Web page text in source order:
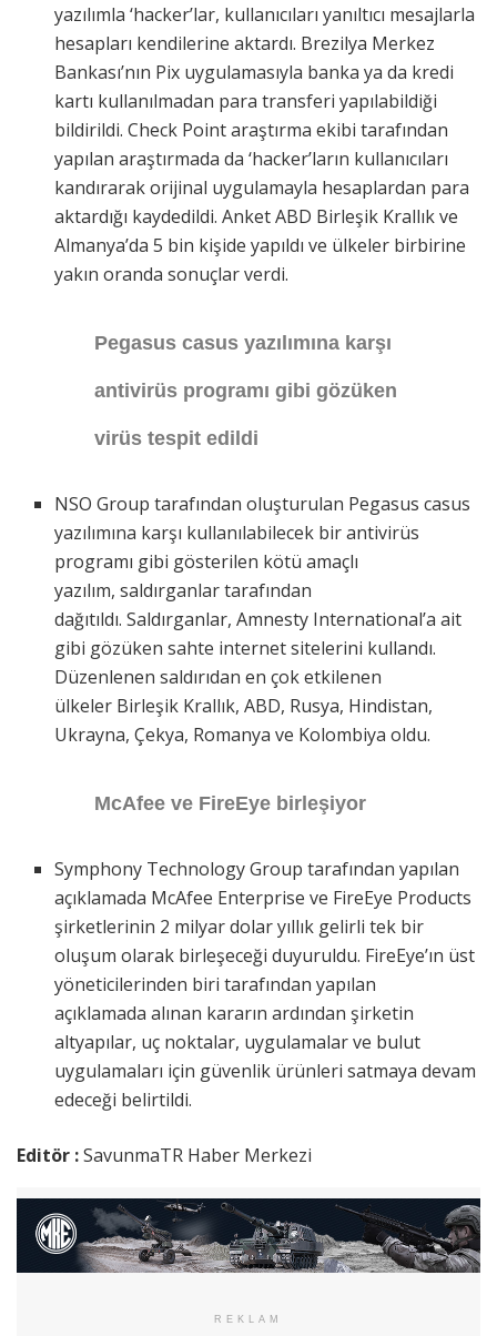
yazılımla ‘hacker’lar, kullanıcıları yanıltıcı mesajlarla
hesapları kendilerine aktardı. Brezilya Merkez
Bankası’nın Pix uygulamasıyla banka ya da kredi
kartı kullanılmadan para transferi yapılabildiği
bildirildi. Check Point araştırma ekibi tarafından
yapılan araştırmada da ‘hacker’ların kullanıcıları
kandırarak orijinal uygulamayla hesaplardan para
aktardığı kaydedildi. Anket ABD Birleşik Krallık ve
Almanya’da 5 bin kişide yapıldı ve ülkeler birbirine
yakın oranda sonuçlar verdi.
Pegasus casus yazılımına karşı
antivirüs programı gibi gözüken
virüs tespit edildi
NSO Group tarafından oluşturulan Pegasus casus
yazılımına karşı kullanılabilecek bir antivirüs
programı gibi gösterilen kötü amaçlı
yazılım, saldırganlar tarafından
dağıtıldı. Saldırganlar, Amnesty International’a ait
gibi gözüken sahte internet sitelerini kullandı.
Düzenlenen saldırıdan en çok etkilenen
ülkeler Birleşik Krallık, ABD, Rusya, Hindistan,
Ukrayna, Çekya, Romanya ve Kolombiya oldu.
McAfee ve FireEye birleşiyor
Symphony Technology Group tarafından yapılan
açıklamada McAfee Enterprise ve FireEye Products
şirketlerinin 2 milyar dolar yıllık gelirli tek bir
oluşum olarak birleşeceği duyuruldu. FireEye’ın üst
yöneticilerinden biri tarafından yapılan
açıklamada alınan kararın ardından şirketin
altyapılar, uç noktalar, uygulamalar ve bulut
uygulamaları için güvenlik ürünleri satmaya devam
edeceği belirtildi.
Editör :SavunmaTR Haber Merkezi
REKLAM